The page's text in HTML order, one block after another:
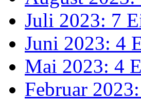
Juli 2023: 7
Juni 2023: 4
Mai 2023: 4
Februar